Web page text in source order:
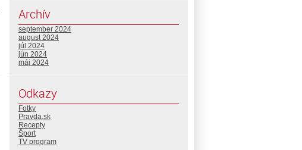
Archív
september 2024
august 2024
júl 2024
jún 2024
máj 2024
Odkazy
Fotky
Pravda.sk
Recepty
Šport
TV program